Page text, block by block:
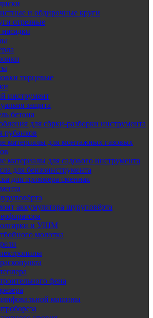
и обдирочные круги
отрезные
торцевые
инструмент
защита
бетона
для сбрки-разборки инструмента
рубанков
материалы для монтажных газовых
материалы для садового инструмента
для бензоинструмента
для триммера сменная
аккумулятора шуруповёрта
и УШМ
молотка
фена
машины